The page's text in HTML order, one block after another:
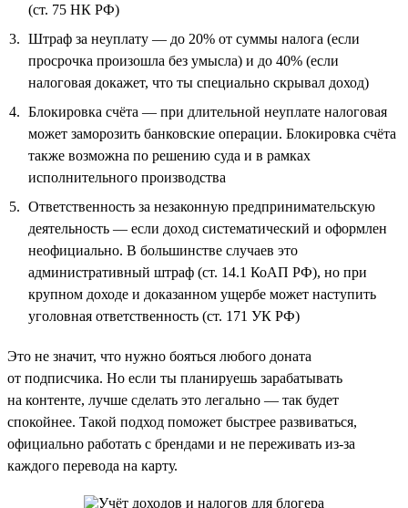
(ст. 75 НК РФ)
Штраф за неуплату — до 20% от суммы налога (если
просрочка произошла без умысла) и до 40% (если
налоговая докажет, что ты специально скрывал доход)
Блокировка счёта — при длительной неуплате налоговая
может заморозить банковские операции. Блокировка счёта
также возможна по решению суда и в рамках
исполнительного производства
Ответственность за незаконную предпринимательскую
деятельность — если доход систематический и оформлен
неофициально. В большинстве случаев это
административный штраф (ст. 14.1 КоАП РФ), но при
крупном доходе и доказанном ущербе может наступить
уголовная ответственность (ст. 171 УК РФ)
Это не значит, что нужно бояться любого доната
от подписчика. Но если ты планируешь зарабатывать
на контенте, лучше сделать это легально — так будет
спокойнее. Такой подход поможет быстрее развиваться,
официально работать с брендами и не переживать из-за
каждого перевода на карту.